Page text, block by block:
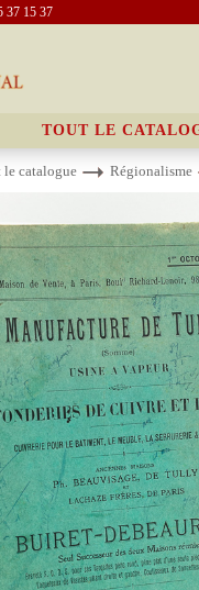
37 15 37
TOUT LE
le catalogue Régionalisme